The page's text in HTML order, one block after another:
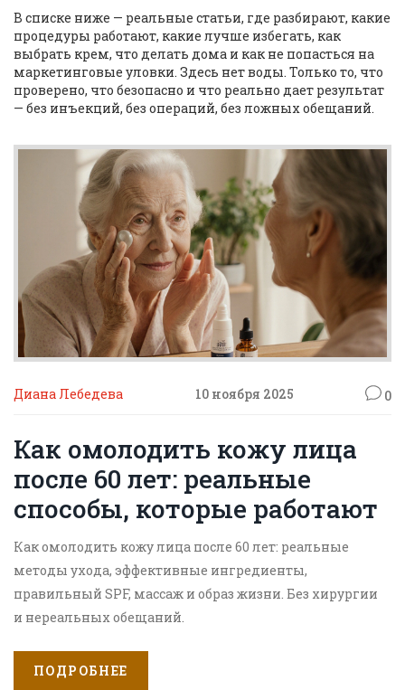
В списке ниже — реальные статьи, где разбирают, какие
процедуры работают, какие лучше избегать, как
выбрать крем, что делать дома и как не попасться на
маркетинговые уловки. Здесь нет воды. Только то, что
проверено, что безопасно и что реально дает результат
— без инъекций, без операций, без ложных обещаний.
Диана Лебедева 10 ноября 2025 0
Как омолодить кожу лица
после 60 лет: реальные
способы, которые работают
Как омолодить кожу лица после 60 лет: реальные
методы ухода, эффективные ингредиенты,
правильный SPF, массаж и образ жизни. Без хирургии
и нереальных обещаний.
ПОДРОБНЕЕ